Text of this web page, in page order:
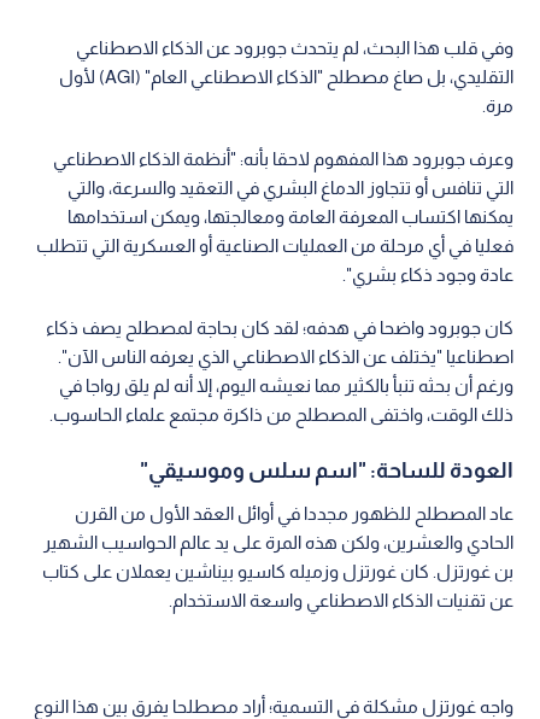
وفي قلب هذا البحث، لم يتحدث جوبرود عن الذكاء الاصطناعي
التقليدي، بل صاغ مصطلح "الذكاء الاصطناعي العام" (AGI) لأول
مرة.
وعرف جوبرود هذا المفهوم لاحقا بأنه: "أنظمة الذكاء الاصطناعي
التي تنافس أو تتجاوز الدماغ البشري في التعقيد والسرعة، والتي
يمكنها اكتساب المعرفة العامة ومعالجتها، ويمكن استخدامها
فعليا في أي مرحلة من العمليات الصناعية أو العسكرية التي تتطلب
عادة وجود ذكاء بشري".
كان جوبرود واضحا في هدفه؛ لقد كان بحاجة لمصطلح يصف ذكاء
اصطناعيا "يختلف عن الذكاء الاصطناعي الذي يعرفه الناس الآن".
ورغم أن بحثه تنبأ بالكثير مما نعيشه اليوم، إلا أنه لم يلق رواجا في
ذلك الوقت، واختفى المصطلح من ذاكرة مجتمع علماء الحاسوب.
العودة للساحة: "اسم سلس وموسيقي"
عاد المصطلح للظهور مجددا في أوائل العقد الأول من القرن
الحادي والعشرين، ولكن هذه المرة على يد عالم الحواسيب الشهير
بن غورتزل. كان غورتزل وزميله كاسيو بيناشين يعملان على كتاب
عن تقنيات الذكاء الاصطناعي واسعة الاستخدام.
واجه غورتزل مشكلة في التسمية؛ أراد مصطلحا يفرق بين هذا النوع